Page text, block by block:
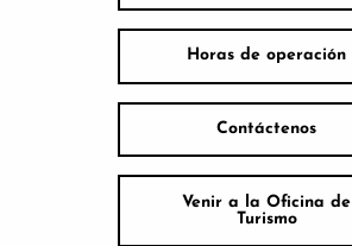
Horas de operación
Contáctenos
Venir a la Oficina de
Turismo